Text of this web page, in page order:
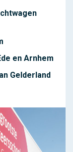
en Arnhem
Gelderland